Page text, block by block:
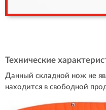
Технические
Данный складной нож не
находится в свободной